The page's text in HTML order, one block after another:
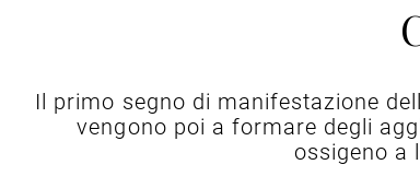
Il primo segno di manifestazione
vengono poi a formare degli
ossigeno a